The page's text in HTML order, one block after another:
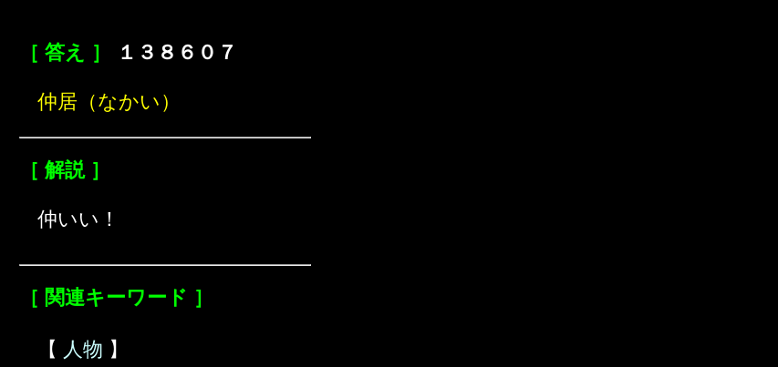
［ 答え ］ １３８６０７
仲居（なかい）
［ 解説 ］
仲いい！
［ 関連キーワード ］
【 人物 】